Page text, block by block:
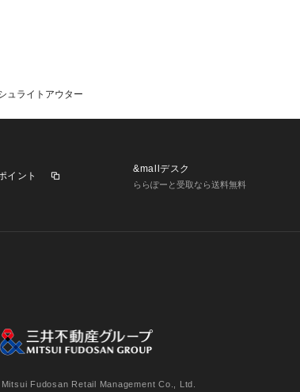
ュライトアウター
イント
&mallデスク
ららぽーと受取なら送料無料
個人情報の取り扱いについて
Fudosan Retail Management Co., Ltd.